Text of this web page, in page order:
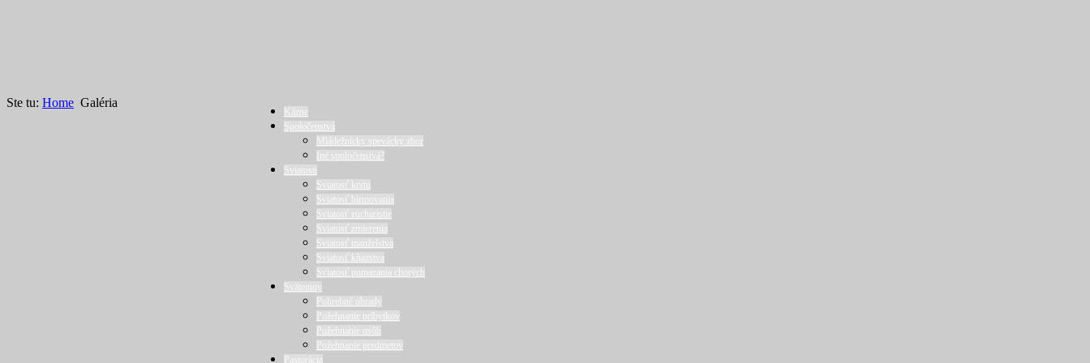
Ste tu: Home Galéria
Kázne
Spoločenstvá
Mládežnícky spevácky zbor
Iné spoločenstvá?
Sviatosti
Sviatosť krstu
Sviatosť birmovania
Sviatosť eucharistie
Sviatosť zmierenia
Sviatosť manželstva
Sviatosť kňazstva
Sviatosť pomazania chorých
Sväteniny
Pohrebné obrady
Požehnanie príbytkov
Požehnanie osôb
Požehnanie predmetov
Pastorácia